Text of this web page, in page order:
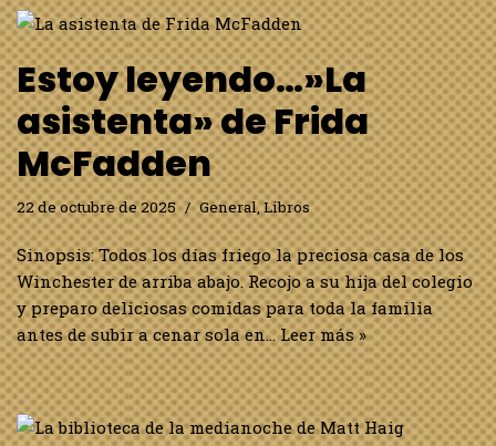
Estoy leyendo…»La
asistenta» de Frida
McFadden
22 de octubre de 2025 General,Libros
Sinopsis: Todos los días friego la preciosa casa de los
Winchester de arriba abajo. Recojo a su hija del colegio
y preparo deliciosas comidas para toda la familia
antes de subir a cenar sola en…Leer más »